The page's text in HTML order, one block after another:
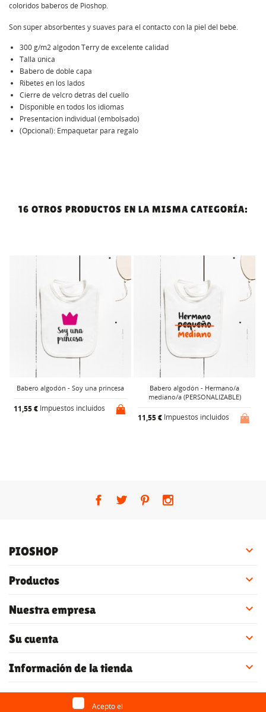
coloridos baberos de Pioshop.
Son súper absorbentes y suaves para el contacto con la piel del bebé.
300 g/m2 algodón Terry de excelente calidad
Talla única
Babero de doble capa
Ribetes en los lados
Cierre de velcro detrás del cuello
Disponible en todos los idiomas
Presentación individual (embolsado)
(Opcional): Empaquetar para regalo
16 OTROS PRODUCTOS EN LA MISMA CATEGORÍA:
Babero algodón - Soy una princesa
11,55 € Impuestos incluidos
Babero algodón - Hermano/a
mediano/a (PERSONALIZABLE)
11,55 € Impuestos incluidos
PIOSHOP 
Productos 
Nuestra empresa 
Su cuenta 
Información de la tienda 
Acepto el